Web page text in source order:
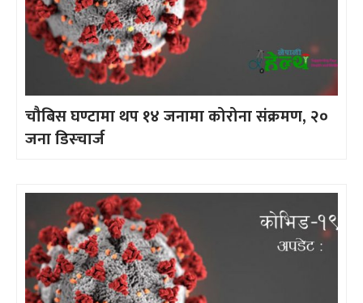
चौबिस घण्टामा थप १४ जनामा कोरोना संक्रमण, २०
जना डिस्चार्ज